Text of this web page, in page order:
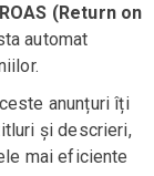
(Return on
automat
anunțuri îți
și descrieri,
mai eficiente